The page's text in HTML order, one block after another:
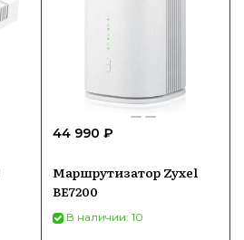
44 990 ₽
Маршрутизатор Zyxel
BE7200
В наличии: 10